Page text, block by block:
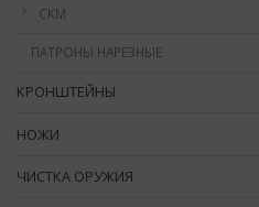
СКМ
ПАТРОНЫ НАРЕЗНЫЕ
КРОНШТЕЙНЫ
НОЖИ
ЧИСТКА ОРУЖИЯ